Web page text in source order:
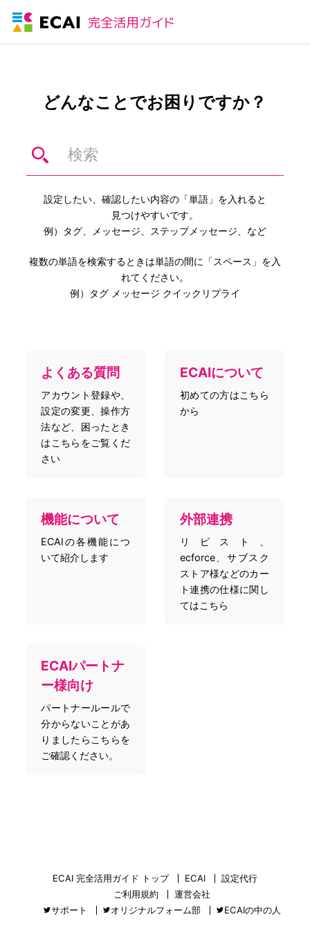
どんなことでお困りですか？
設定したい、確認したい内容の「単語」を入れると
見つけやすいです。
例）タグ、メッセージ、ステップメッセージ、など
複数の単語を検索するときは単語の間に「スペース」を入
れてください。
例）タグ メッセージ クイックリプライ
よくある質問
アカウント登録や、
設定の変更、操作方
法など、困ったとき
はこちらをご覧くだ
さい
ECAIについて
初めての方はこちら
から
機能について
ECAIの各機能につ
いて紹介します
外部連携
リピスト、
ecforce、サブスク
ストア様などのカー
ト連携の仕様に関し
てはこちら
ECAIパートナ
ー様向け
パートナールールで
分からないことがあ
りましたらこちらを
ご確認ください。
ECAI 完全活用ガイド トップ ECAI
設定代行
ご利用規約
運営会社
サポート
オリジナルフォーム部 ECAIの中の人